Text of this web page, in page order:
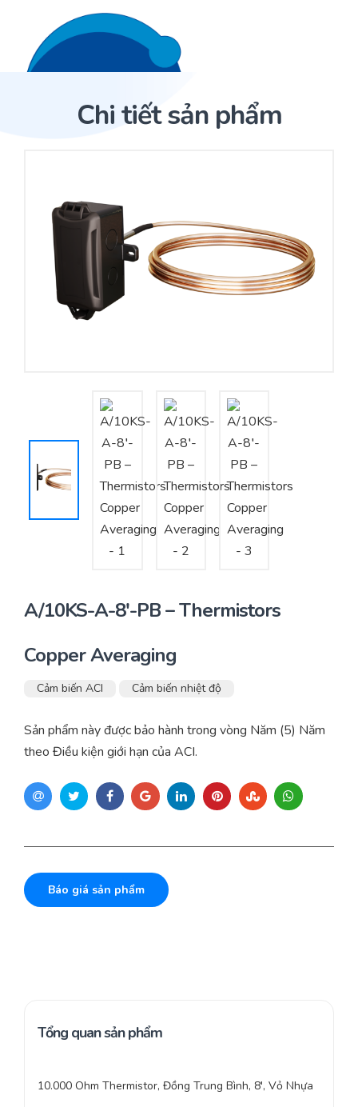
Trang Chủ
Cảm biến ACI
Nhà phân phối cảm biến
Nhà sản xuất thiết bị điều khiển
Tư vấn – Thiết kế – Cung cấp thiết bị HVAC
Tư vấn thiết kế, thi công tủ điều khiển
Thi công – Lắp đặt hệ thống HVAC
Sản phẩm
Dự án
Bài viết
Chi tiết sản phẩm
A/10KS-A-8′-PB – Thermistors
Copper Averaging
Cảm biến ACI Cảm biến nhiệt độ
Sản phẩm này được bảo hành trong vòng Năm (5) Năm
theo Điều kiện giới hạn của ACI.
Báo giá sản phẩm
Tổng quan sản phẩm
10.000 Ohm Thermistor, Đồng Trung Bình, 8′, Vỏ Nhựa